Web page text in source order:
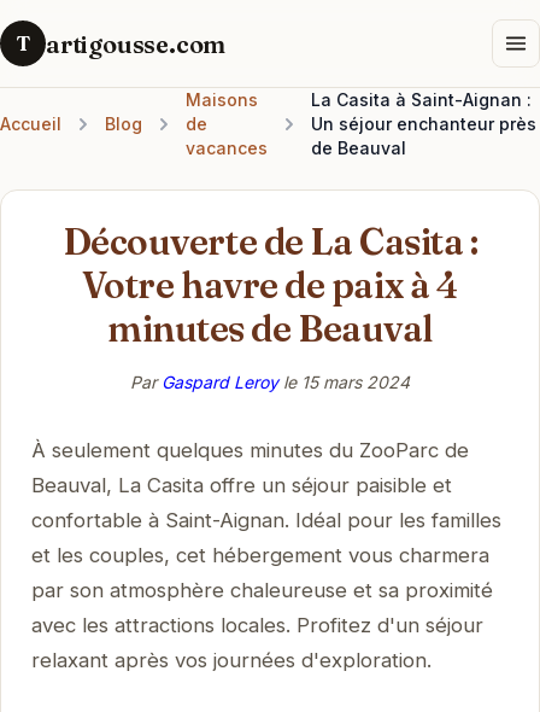
T artigousse.com
Accueil Blog
Maisons
de
vacances
La Casita à Saint-Aignan :
Un séjour enchanteur près
de Beauval
Découverte de La Casita :
Votre havre de paix à 4
minutes de Beauval
ParGaspard Leroyle 15 mars 2024
À seulement quelques minutes du ZooParc de
Beauval, La Casita offre un séjour paisible et
confortable à Saint-Aignan. Idéal pour les familles
et les couples, cet hébergement vous charmera
par son atmosphère chaleureuse et sa proximité
avec les attractions locales. Profitez d'un séjour
relaxant après vos journées d'exploration.